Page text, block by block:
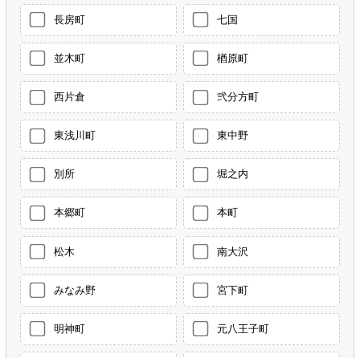
長房町 七国
並木町 楢原町
西片倉 弐分方町
東浅川町 東中野
別所 堀之内
本郷町 本町
松木 南大沢
みなみ野 宮下町
明神町 元八王子町